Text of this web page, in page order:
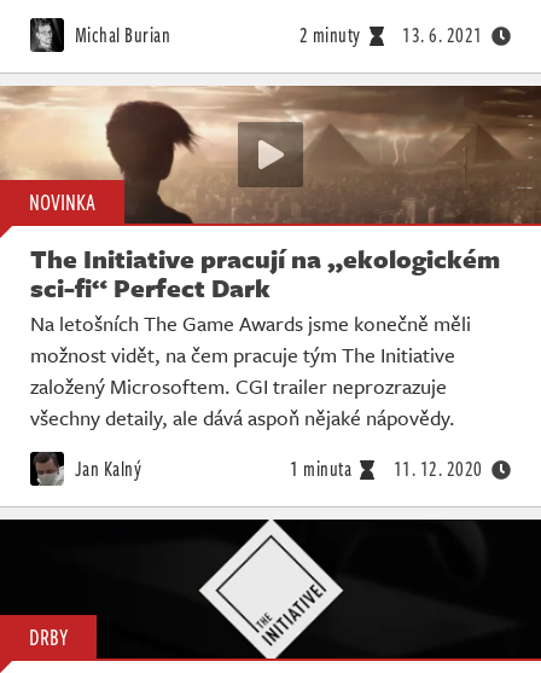
Michal Burian 2 minuty 13. 6. 2021
NOVINKA
The Initiative pracují na „ekologickém
sci-fi“ Perfect Dark
Na letošních The Game Awards jsme konečně měli
možnost vidět, na čem pracuje tým The Initiative
založený Microsoftem. CGI trailer neprozrazuje
všechny detaily, ale dává aspoň nějaké nápovědy.
Jan Kalný 1 minuta 11. 12. 2020
DRBY